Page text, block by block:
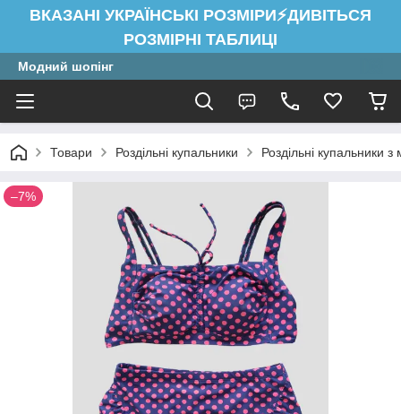
ВКАЗАНІ УКРАЇНСЬКІ РОЗМІРИ⚡ДИВІТЬСЯ
РОЗМІРНІ ТАБЛИЦІ
Модний шопінг
Товари Роздільні купальники Роздільні купальники
–7%